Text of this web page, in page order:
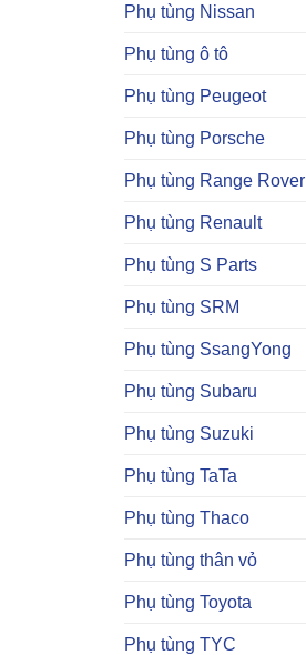
Phụ tùng Nissan
Phụ tùng ô tô
Phụ tùng Peugeot
Phụ tùng Porsche
Phụ tùng Range Rover
Phụ tùng Renault
Phụ tùng S Parts
Phụ tùng SRM
Phụ tùng SsangYong
Phụ tùng Subaru
Phụ tùng Suzuki
Phụ tùng TaTa
Phụ tùng Thaco
Phụ tùng thân vỏ
Phụ tùng Toyota
Phụ tùng TYC